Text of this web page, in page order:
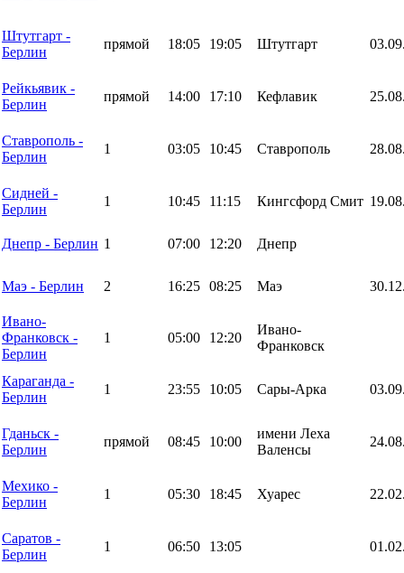
Штутгарт -
Берлин
прямой 18:05 19:05 Штутгарт
Рейкьявик -
Берлин
прямой 14:00 17:10 Кефлавик
Ставрополь -
Берлин
1 03:05 10:45 Ставрополь
Сидней -
Берлин
1 10:45 11:15 Кингсфорд Смит
Днепр - Берлин 1 07:00 12:20 Днепр
Маэ - Берлин 2 16:25 08:25 Маэ
Ивано-
Франковск -
Берлин
1 05:00 12:20
Ивано-
Франковск
Караганда -
Берлин
1 23:55 10:05 Сары-Арка
Гданьск -
Берлин
прямой 08:45 10:00
имени Леха
Валенсы
Мехико -
Берлин
1 05:30 18:45 Хуарес
Саратов -
Берлин
1 06:50 13:05